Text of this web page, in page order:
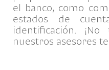
el banco, como
estados de
identificación.
nuestros asesores